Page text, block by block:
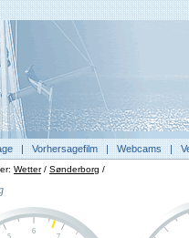
|Vorhersagefilm|Webcams|
Wetter/ Sønderborg /